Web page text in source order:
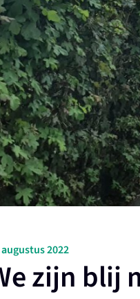
2022
zijn blij